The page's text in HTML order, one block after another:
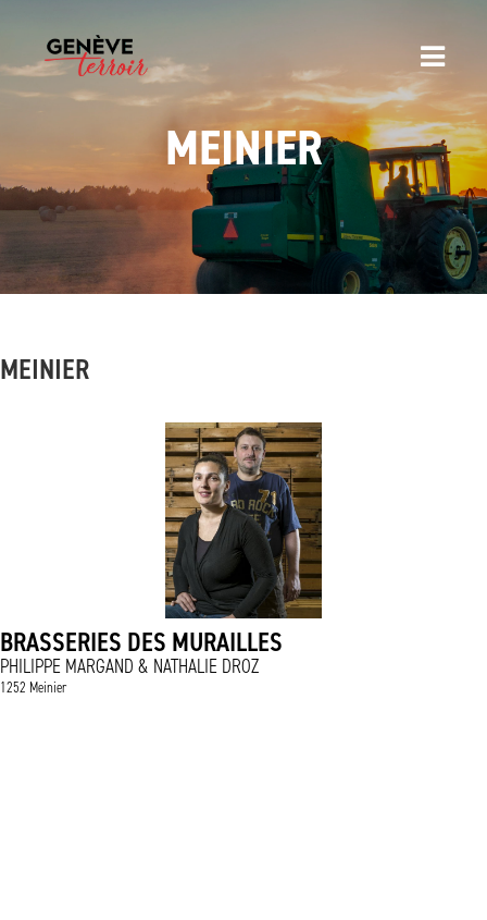
MEINIER
MEINIER
BRASSERIES DES MURAILLES
PHILIPPE MARGAND & NATHALIE DROZ
1252 Meinier